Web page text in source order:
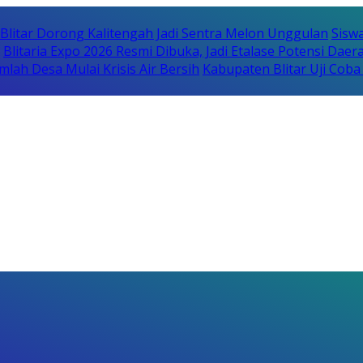
Dorong Kalitengah Jadi Sentra Melon Unggulan
Blitaria Expo 2026 Resmi Dibuka, Jadi Etalase Potensi
Desa Mulai Krisis Air Bersih Kabupaten Blitar Uji